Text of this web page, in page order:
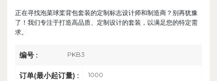
正在寻找泡菜球桨背包套装的定制标志设计师和制造商？别再犹豫
了！我们专注于打造高品质、定制设计的套装，以满足您的特定需
求。
编号 : PKB3
订单(最小起订量) : 1000